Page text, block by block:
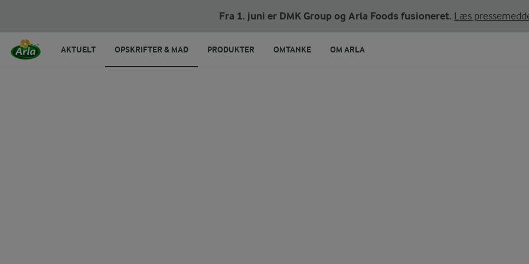
Fra 1. juni er DMK Group og Arla Foods fusioneret. Læs
AKTUELT OPSKRIFTER & MAD PRODUKTER OMTANKE OM ARLA